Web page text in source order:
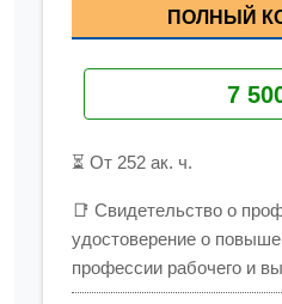
ПОЛНЫЙ
7
⏳ От 252 ак. ч.
📑 Свидетельство о
удостоверение о
профессии рабочего и